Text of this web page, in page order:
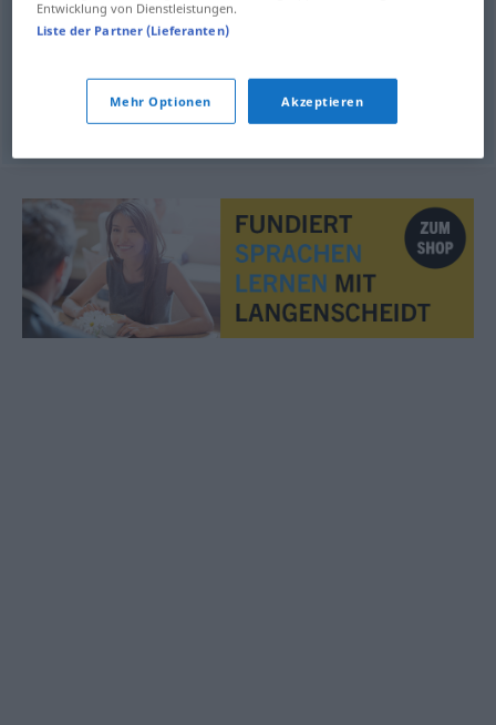
einemVersuch unterziehen
experimentieren(mit) denemek
Entwicklung von Dienstleistungen.
Liste der Partner (Lieferanten)
Mehr Optionen Akzeptieren